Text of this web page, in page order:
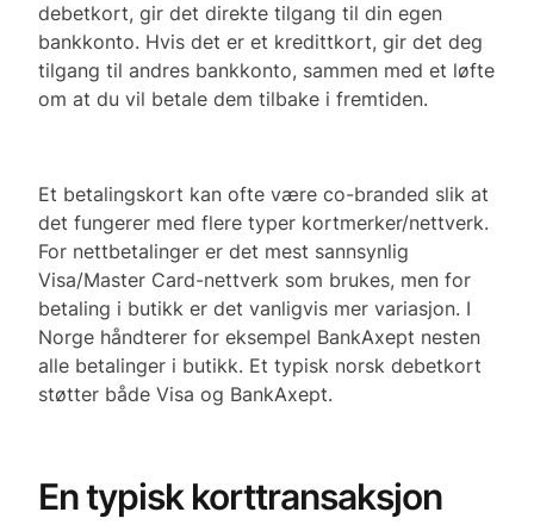
debetkort, gir det direkte tilgang til din egen
bankkonto. Hvis det er et kredittkort, gir det deg
tilgang til andres bankkonto, sammen med et løfte
om at du vil betale dem tilbake i fremtiden.
Et betalingskort kan ofte være co-branded slik at
det fungerer med flere typer kortmerker/nettverk.
For nettbetalinger er det mest sannsynlig
Visa/Master Card-nettverk som brukes, men for
betaling i butikk er det vanligvis mer variasjon. I
Norge håndterer for eksempel BankAxept nesten
alle betalinger i butikk. Et typisk norsk debetkort
støtter både Visa og BankAxept.
En typisk korttransaksjon